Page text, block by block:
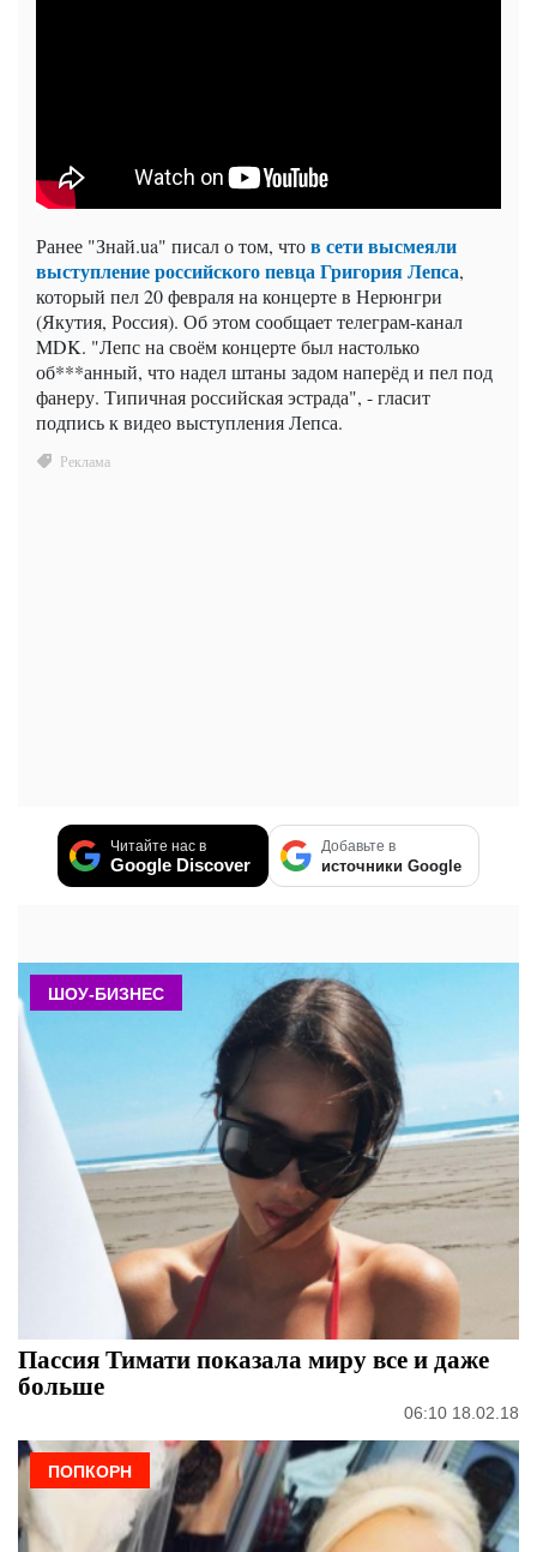
Ранее "Знай.ua" писал о том, чтов сети высмеяли
выступление российского певца Григория Лепса,
который пел 20 февраля на концерте в Нерюнгри
(Якутия, Россия). Об этом сообщает телеграм-канал
MDK. "Лепс на своём концерте был настолько
об***анный, что надел штаны задом наперёд и пел под
фанеру. Типичная российская эстрада", - гласит
подпись к видео выступления Лепса.
Читайте нас в
Google Discover
Добавьте в
источники Google
ШОУ-БИЗНЕС
Пассия Тимати показала миру все и даже
больше
06:10 18.02.18
ПОПКОРН